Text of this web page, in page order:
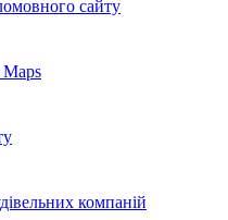
сайту
компаній